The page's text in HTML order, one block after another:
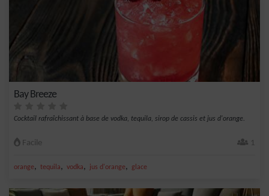
Bay Breeze
Cocktail rafraîchissant à base de vodka, tequila, sirop de cassis et jus d'orange.
Facile 1
orange, tequila, vodka, jus d'orange, glace